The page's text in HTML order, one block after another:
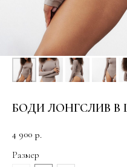
БОДИ ЛОНГСЛИВ В
4 900 р.
Размер